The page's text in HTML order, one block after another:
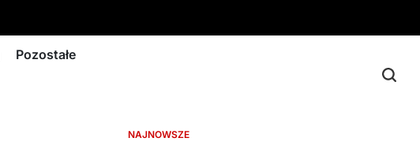
Pozostałe
NAJNOWSZE